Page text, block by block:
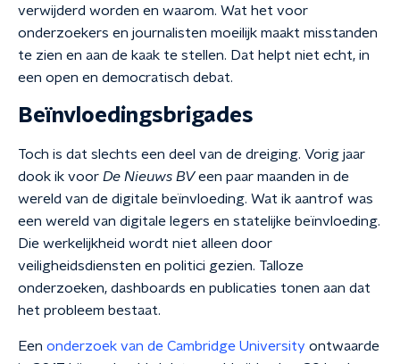
verwijderd worden en waarom. Wat het voor
onderzoekers en journalisten moeilijk maakt misstanden
te zien en aan de kaak te stellen. Dat helpt niet echt, in
een open en democratisch debat.
Beïnvloedingsbrigades
Toch is dat slechts een deel van de dreiging. Vorig jaar
dook ik voor De Nieuws BVeen paar maanden in de
wereld van de digitale beïnvloeding. Wat ik aantrof was
een wereld van digitale legers en statelijke beïnvloeding.
Die werkelijkheid wordt niet alleen door
veiligheidsdiensten en politici gezien. Talloze
onderzoeken, dashboards en publicaties tonen aan dat
het probleem bestaat.
Een onderzoek van de Cambridge University ontwaarde